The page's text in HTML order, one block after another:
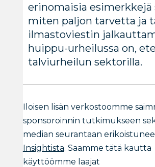
erinomaisia esimerkkejä
miten paljon tarvetta ja
ilmastoviestin
huippu-urheilussa on,
talviurheilun sektorilla.
Iloisen lisän verkostoomme
sponsoroinnin tutkimukseen
median seurantaan
Insightista. Saamme tätä kautta
käyttöömme laajat